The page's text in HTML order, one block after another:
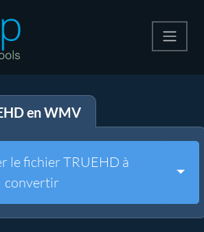
en WMV
le fichier TRUEHD à
convertir